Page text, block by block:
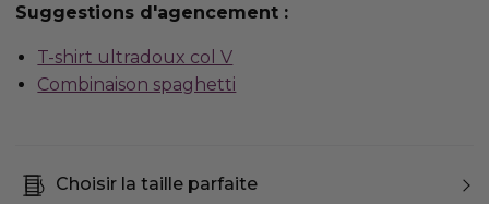
Suggestions d'agencement :
T-shirt ultradoux col V
Combinaison spaghetti
Choisir la taille parfaite